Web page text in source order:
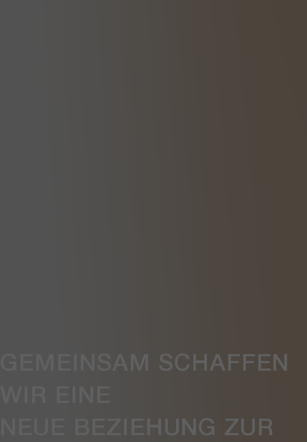
GEMEINSAM SCHAFFEN
NEUE BEZIEHUNG ZUR